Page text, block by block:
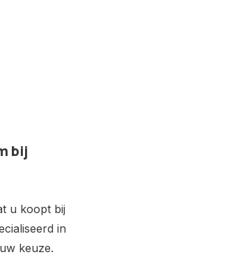
bij
u koopt bij
in
keuze.